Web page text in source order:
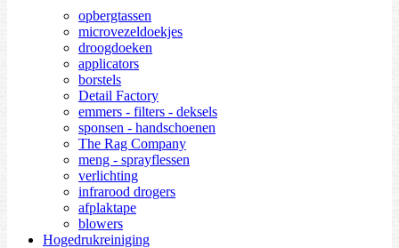
opbergtassen
microvezeldoekjes
droogdoeken
applicators
borstels
Detail Factory
emmers - filters - deksels
sponsen - handschoenen
The Rag Company
meng - sprayflessen
verlichting
infrarood drogers
afplaktape
blowers
Hogedrukreiniging